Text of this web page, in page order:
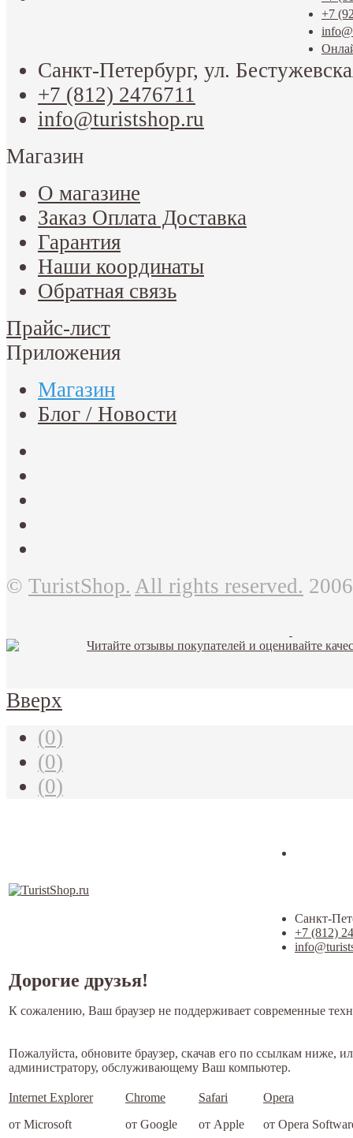
+7
Санкт-Петербург, ул.
+7 (812) 2476711
info@turistshop.ru
Магазин
О магазине
Заказ Оплата Доставка
Гарантия
Наши координаты
Обратная связь
Прайс-лист
Приложения
Магазин
Блог / Новости
© TuristShop. All rights reserved.
Вверх
(0)
(0)
(0)
Санкт-
+7 (812)
Дорогие друзья!
К сожалению, Ваш браузер не поддерживает современные
Пожалуйста, обновите браузер, скачав его по ссылкам ниже,
администратору, обслуживающему Ваш компьютер.
Internet Explorer
от Microsoft
Chrome
от Google
Safari
от Apple
Opera
от Opera